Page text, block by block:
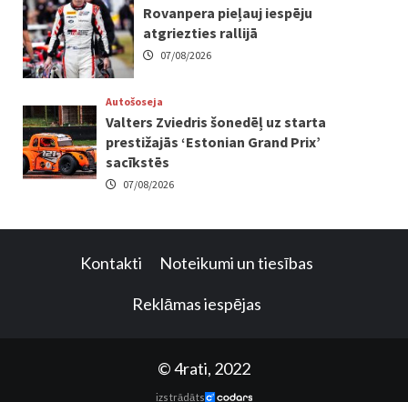
Rovanpera pieļauj iespēju
atgriezties rallijā
07/08/2026
Autošoseja
Valters Zviedris šonedēļ uz starta
prestižajās ‘Estonian Grand Prix’
sacīkstēs
07/08/2026
Kontakti Noteikumi un tiesības
Reklāmas iespējas
© 4rati, 2022
izstrādāts